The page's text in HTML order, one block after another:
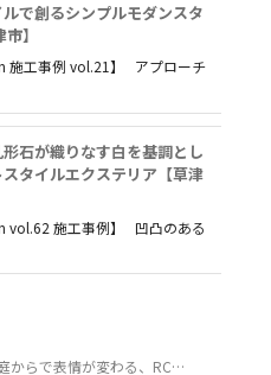
で創るシンプルモダンスタ
】
施工事例 vol.21】 アプローチ
石が織りなす白を基調とし
タイルエクステリア【草津
vol.62 施工事例】 凹凸のある
正面とお庭からで表情が変わる、RC壁を活かしたモダンエクステリア【草津市】